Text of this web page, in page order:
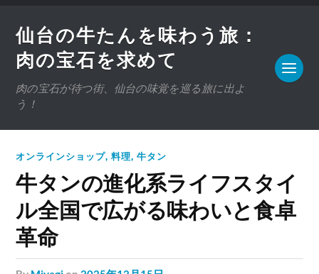
仙台の牛たんを味わう旅：
肉の宝石を求めて
肉の宝石が待つ街、仙台の味覚を巡る旅に出よ
う！
オンラインショップ,料理,牛タン
牛タンの進化系ライフスタイ
ル全国で広がる味わいと食卓
革命